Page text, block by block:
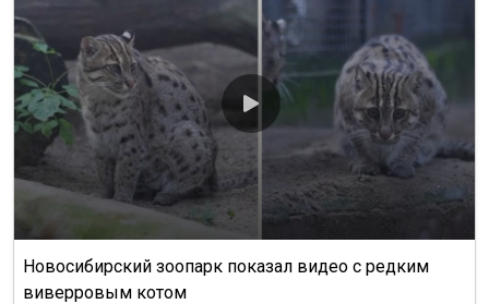
Новосибирский зоопарк показал видео с редким
виверровым котом